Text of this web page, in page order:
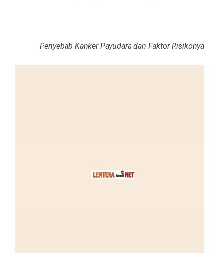
Penyebab Kanker Payudara dan Faktor Risikonya